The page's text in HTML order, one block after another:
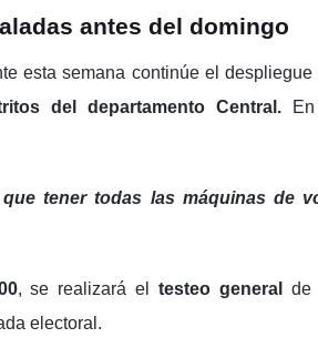
antes del domingo
esta semana continúe el
del departamento Central.
tener todas las máquinas de
, se realizará eltesteo general
de
electoral.